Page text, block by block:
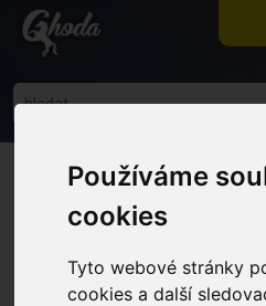
Používáme
cookies
Tyto webové stránky
cookies a další
balení 1,5 l
Past na ovády